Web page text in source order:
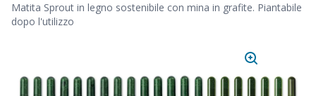
Matita Sprout in legno sostenibile con mina in grafite. Piantabile
dopo l'utilizzo